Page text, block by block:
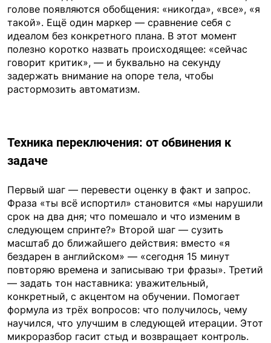
голове появляются обобщения: «никогда», «все», «я
такой». Ещё один маркер — сравнение себя с
идеалом без конкретного плана. В этот момент
полезно коротко назвать происходящее: «сейчас
говорит критик», — и буквально на секунду
задержать внимание на опоре тела, чтобы
растормозить автоматизм.
Техника переключения: от обвинения к
задаче
Первый шаг — перевести оценку в факт и запрос.
Фраза «ты всё испортил» становится «мы нарушили
срок на два дня; что помешало и что изменим в
следующем спринте?» Второй шаг — сузить
масштаб до ближайшего действия: вместо «я
бездарен в английском» — «сегодня 15 минут
повторяю времена и записываю три фразы». Третий
— задать тон наставника: уважительный,
конкретный, с акцентом на обучении. Помогает
формула из трёх вопросов: что получилось, чему
научился, что улучшим в следующей итерации. Этот
микроразбор гасит стыд и возвращает контроль.